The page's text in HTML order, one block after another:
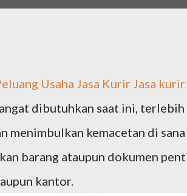
Usaha Jasa Kurir Jasa
dibutuhkan saat ini,
menimbulkan kemacetan di
barang ataupun dokumen
kantor.